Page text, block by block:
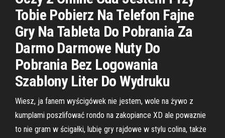
Tobie Pobierz Na Telefon Fajne
Gry Na Tableta Do Pobrania Za
Darmo Darmowe Nuty Do
Pobrania Bez Logowania
Szablony Liter Do Wydruku
Wiesz, ja fanem wyścigówek nie jestem, wole na żywo z
kumplami poszlifować rondo na zakopiance XD ale powaznie
to nie gram w ścigałki, lubię gry rajdowe w stylu colina, także